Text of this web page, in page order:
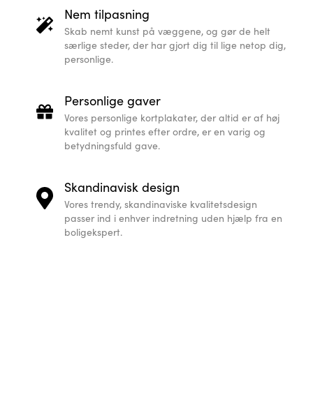
Nem tilpasning
Skab nemt kunst på væggene, og gør de helt
særlige steder, der har gjort dig til lige netop dig,
personlige.
Personlige gaver
Vores personlige kortplakater, der altid er af høj
kvalitet og printes efter ordre, er en varig og
betydningsfuld gave.
Skandinavisk design
Vores trendy, skandinaviske kvalitetsdesign
passer ind i enhver indretning uden hjælp fra en
boligekspert.